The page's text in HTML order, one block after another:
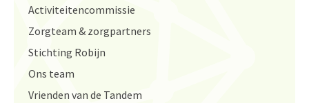
Activiteitencommissie
Zorgteam & zorgpartners
Stichting Robijn
Ons team
Vrienden van de Tandem